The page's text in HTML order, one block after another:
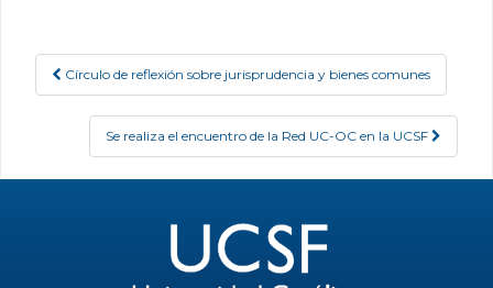
Post navigation
Círculo de reflexión sobre jurisprudencia y bienes comunes
Se realiza el encuentro de la Red UC-OC en la UCSF